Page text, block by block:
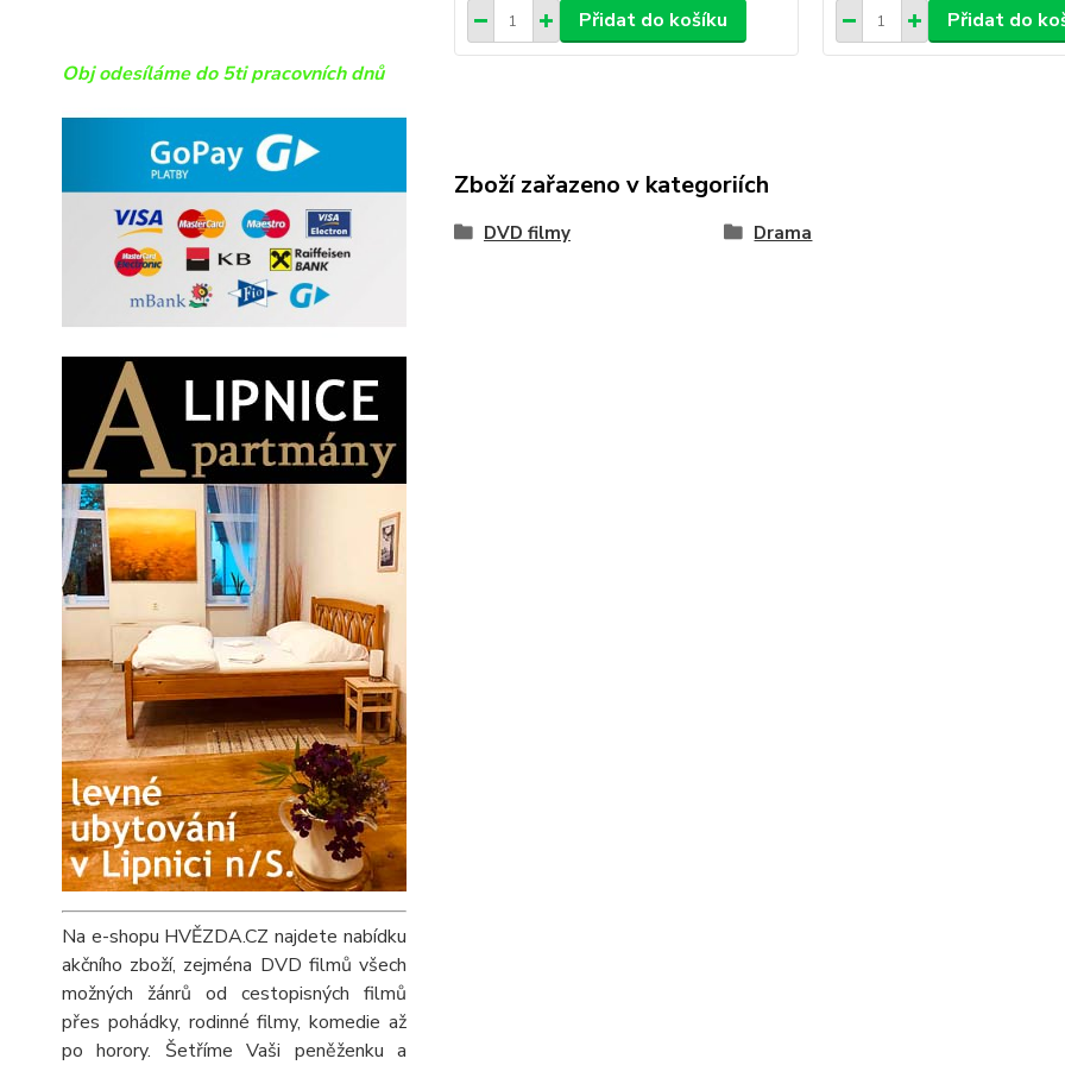
Obj odesíláme do 5ti pracovních dnů
Na e-shopu HVĚZDA.CZ najdete nabídku
akčního zboží, zejména DVD filmů všech
možných žánrů od cestopisných filmů
přes pohádky, rodinné filmy, komedie až
po horory. Šetříme Vaši peněženku a
Přidat do košíku Přidat do
Zboží zařazeno v kategoriích
DVD filmy Drama